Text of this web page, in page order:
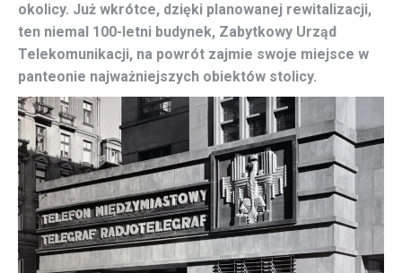
okolicy. Już wkrótce, dzięki planowanej rewitalizacji,
ten niemal 100-letni budynek, Zabytkowy Urząd
Telekomunikacji, na powrót zajmie swoje miejsce w
panteonie najważniejszych obiektów stolicy.